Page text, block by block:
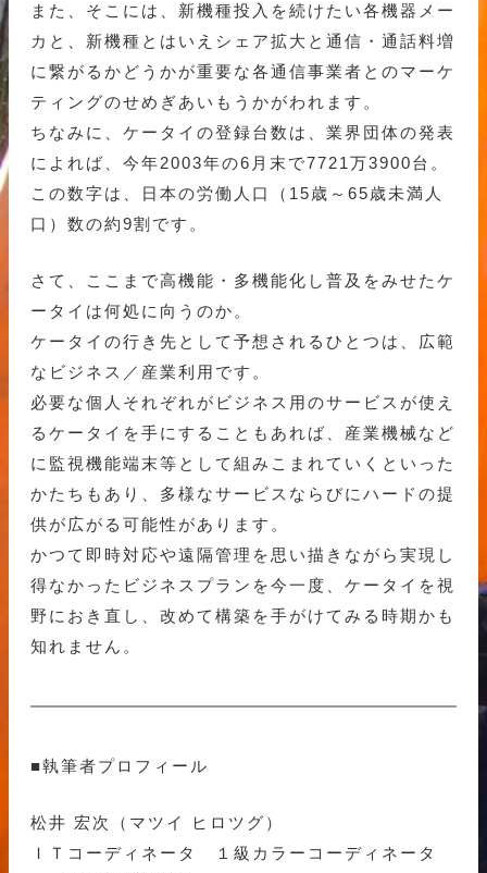
また、そこには、新機種投入を続けたい各機器メー
カと、新機種とはいえシェア拡大と通信・通話料増
に繋がるかどうかが重要な各通信事業者とのマーケ
ティングのせめぎあいもうかがわれます。
ちなみに、ケータイの登録台数は、業界団体の発表
によれば、今年2003年の6月末で7721万3900台。
この数字は、日本の労働人口（15歳～65歳未満人
口）数の約9割です。
さて、ここまで高機能・多機能化し普及をみせたケ
ータイは何処に向うのか。
ケータイの行き先として予想されるひとつは、広範
なビジネス／産業利用です。
必要な個人それぞれがビジネス用のサービスが使え
るケータイを手にすることもあれば、産業機械など
に監視機能端末等として組みこまれていくといった
かたちもあり、多様なサービスならびにハードの提
供が広がる可能性があります。
かつて即時対応や遠隔管理を思い描きながら実現し
得なかったビジネスプランを今一度、ケータイを視
野におき直し、改めて構築を手がけてみる時期かも
知れません。
■執筆者プロフィール
松井 宏次（マツイ ヒロツグ）
ＩＴコーディネータ １級カラーコーディネータ